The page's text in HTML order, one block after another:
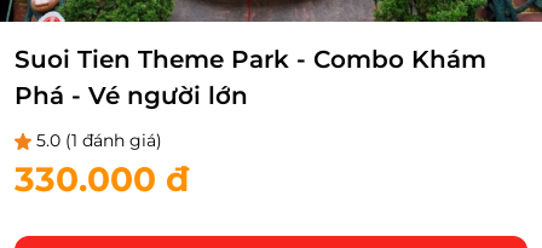
Suoi Tien Theme Park - Combo Khám
Phá - Vé người lớn
5.0 (1 đánh giá)
330.000 đ